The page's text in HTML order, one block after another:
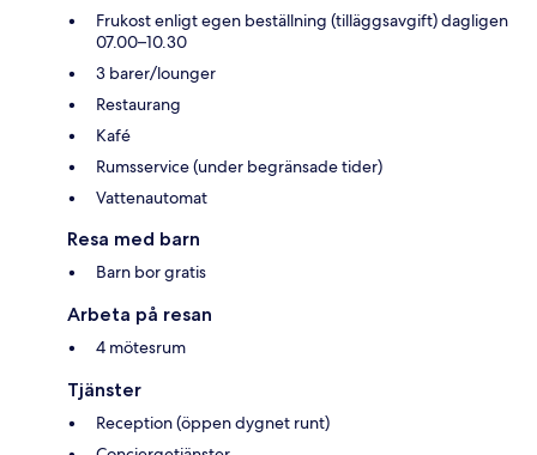
Frukost enligt egen beställning (tilläggsavgift) dagligen
07.00–10.30
3 barer/lounger
Restaurang
Kafé
Rumsservice (under begränsade tider)
Vattenautomat
Resa med barn
Barn bor gratis
Arbeta på resan
4 mötesrum
Tjänster
Reception (öppen dygnet runt)